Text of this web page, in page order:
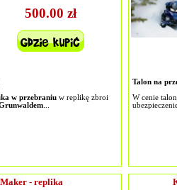
500.00 zł
w przebraniu w replikę zbroi
Talon na
W cenie
Maker - replika